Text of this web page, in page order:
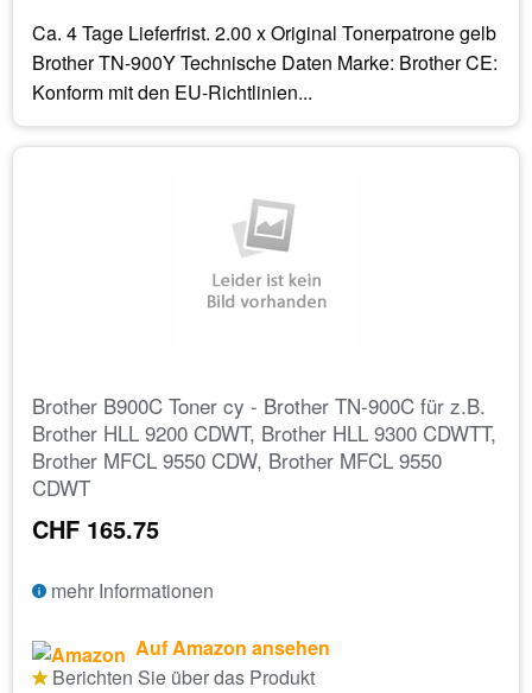
Ca. 4 Tage Lieferfrist. 2.00 x Original Tonerpatrone gelb
Brother TN-900Y Technische Daten Marke: Brother CE:
Konform mit den EU-Richtlinien...
Brother B900C Toner cy - Brother TN-900C für z.B.
Brother HLL 9200 CDWT, Brother HLL 9300 CDWTT,
Brother MFCL 9550 CDW, Brother MFCL 9550
CDWT
CHF 165.75
mehr Informationen
Auf Amazon ansehen
Berichten Sie über das Produkt